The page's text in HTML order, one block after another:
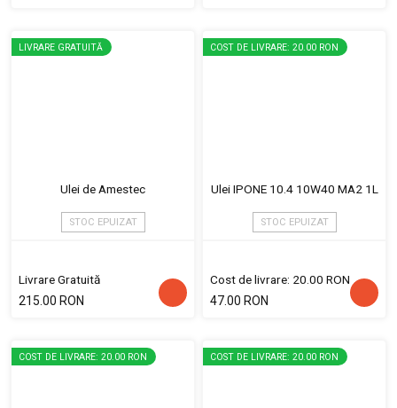
LIVRARE GRATUITĂ
Ulei de Amestec
STOC EPUIZAT
Livrare Gratuită
215.00 RON
COST DE LIVRARE: 20.00 RON
Ulei IPONE 10.4 10W40 MA2 1L
STOC EPUIZAT
Cost de livrare: 20.00 RON
47.00 RON
COST DE LIVRARE: 20.00 RON COST DE LIVRARE: 20.00 RON